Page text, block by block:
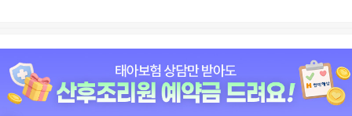
색상
바
니
선
하
기